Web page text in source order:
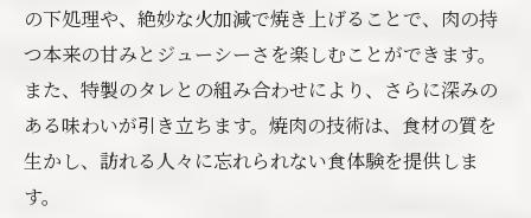
の下処理や、絶妙な火加減で焼き上げることで、肉の持
つ本来の甘みとジューシーさを楽しむことができます。
また、特製のタレとの組み合わせにより、さらに深みの
ある味わいが引き立ちます。焼肉の技術は、食材の質を
生かし、訪れる人々に忘れられない食体験を提供しま
す。